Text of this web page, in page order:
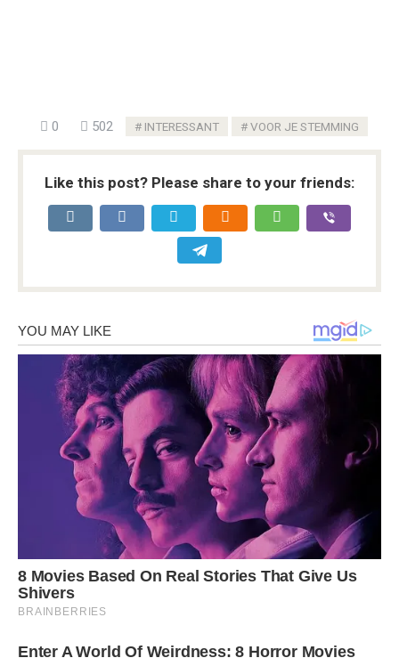
0 502 INTERESSANT VOOR JE STEMMING
Like this post? Please share to your friends: